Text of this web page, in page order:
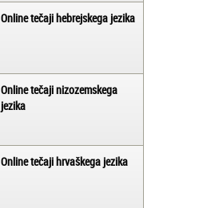
Online tečaji hebrejskega jezika
Online tečaji nizozemskega
jezika
Online tečaji hrvaškega jezika